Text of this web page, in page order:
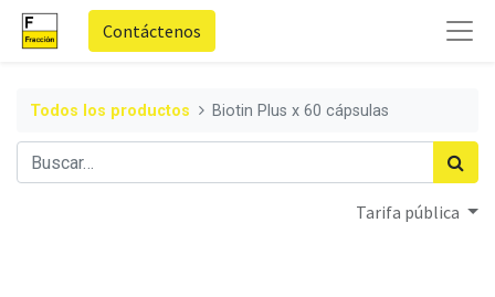
Contáctenos
Todos los productos Biotin Plus x 60 cápsulas
Tarifa pública